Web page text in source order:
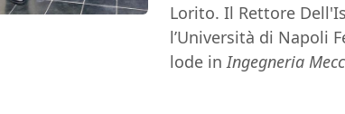
Lorito. Il Rettore
l’Università di Napoli
lode inIngegneria